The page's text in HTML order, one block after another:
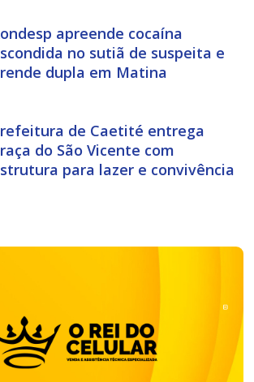
apreende cocaína
no sutiã de suspeita e
dupla em Matina
de Caetité entrega
do São Vicente com
para lazer e convivência